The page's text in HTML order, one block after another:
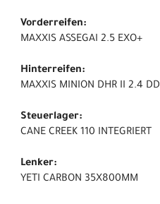
Vorderreifen:
MAXXIS ASSEGAI 2.5 EXO+
Hinterreifen:
MAXXIS MINION DHR II 2.4 DD
Steuerlager:
CANE CREEK 110 INTEGRIERT
Lenker:
YETI CARBON 35X800MM